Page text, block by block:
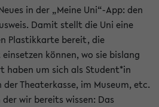
in der „Meine Uni“-App: den
Damit stellt die Uni eine
Plastikkarte bereit, die
können, wo sie bislang
haben um sich als Student*in
der Theaterkasse, im Museum, etc.
wir bereits wissen: Das